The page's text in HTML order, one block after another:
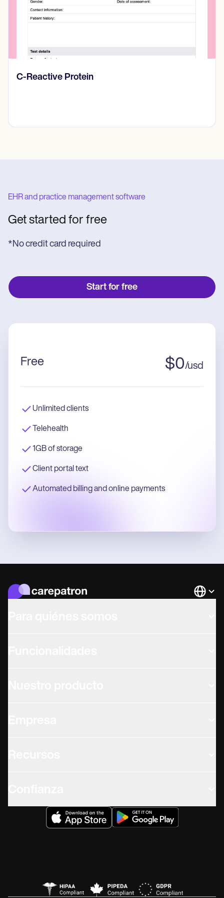
EHR and practice management software
Get started for free
*No credit card required
Start for free
Free $0/usd
Unlimited clients
Telehealth
1GB of storage
Client portal text
Automated billing and online payments